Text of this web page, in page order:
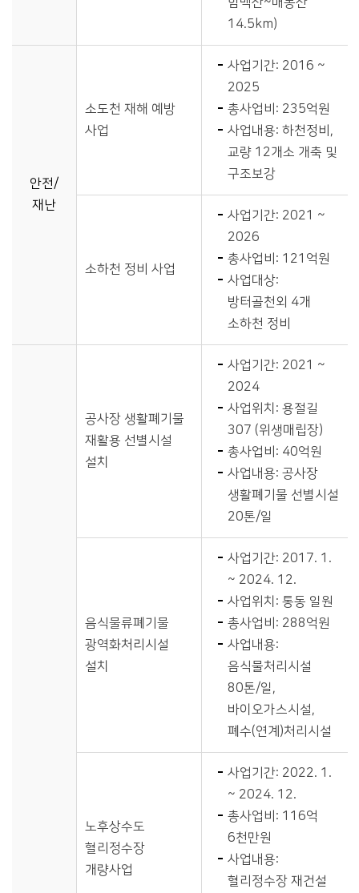
14.5km)
안전/
재난
소도천 재해 예방
사업
사업기간: 2016 ~
2025
총사업비: 235억원
사업내용: 하천정비,
교량 12개소 개축 및
구조보강
소하천 정비 사업
사업기간: 2021 ~
2026
총사업비: 121억원
사업대상:
방터골천외 4개
소하천 정비
공사장 생활폐기물
재활용 선별시설
설치
사업기간: 2021 ~
2024
사업위치: 용절길
307 (위생매립장)
총사업비: 40억원
사업내용: 공사장
생활폐기물 선별시설
20톤/일
음식물류폐기물
광역화처리시설
설치
사업기간: 2017. 1.
~ 2024. 12.
사업위치: 통동 일원
총사업비: 288억원
사업내용:
음식물처리시설
80톤/일,
바이오가스시설,
폐수(연계)처리시설
노후상수도
혈리정수장
개량사업
사업기간: 2022. 1.
~ 2024. 12.
총사업비: 116억
6천만원
사업내용:
혈리정수장 재건설